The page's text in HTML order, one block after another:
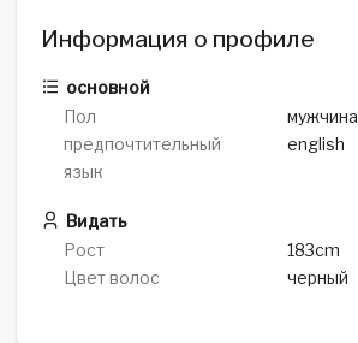
Информация о профиле
основной
Пол
мужчина
предпочтительный
язык
english
Видать
Рост
183cm
Цвет волос
черный